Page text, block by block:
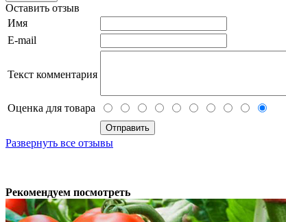
Оставить отзыв
Имя
E-mail
Текст комментария
Оценка для товара
Развернуть все отзывы
Рекомендуем посмотреть